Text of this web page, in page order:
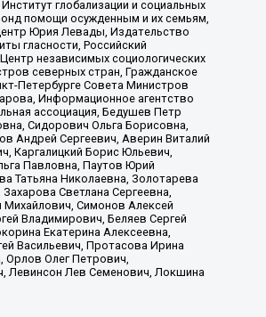
глобализации и социальных
помощи осужденным и их семьям,
Юрия Левады, Издательство
гласности, Российский
независимых социологических
северных стран, Гражданское
Петербурге Совета Министров
Информационное агентство
ассоциация, Бедушев Петр
Сидорович Ольга Борисовна,
Андрей Сергеевич, Аверин Виталий
Каргалицкий Борис Юльевич,
Павловна, Паутов Юрий
Татьяна Николаевна, Золотарева
Светлана Сергеевна,
Симонов Алексей
Владимирович, Беляев Сергей
Екатерина Алексеевна,
Васильевич, Протасова Ирина
Орлов Олег Петрович,
Левинсон Лев Семенович, Локшина